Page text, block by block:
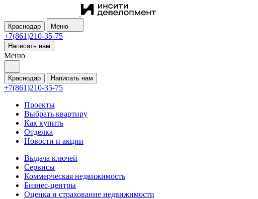
Краснодар Меню
+7(861)210-35-75
Написать нам
Меню
Краснодар Написать нам
+7(861)210-35-75
Проекты
Выбрать квартиру
Как купить
Отделка
Новости и акции
Выдача ключей
Сервисы
Коммерческая недвижимость
Бизнес-центры
Оценка и страхование недвижимости